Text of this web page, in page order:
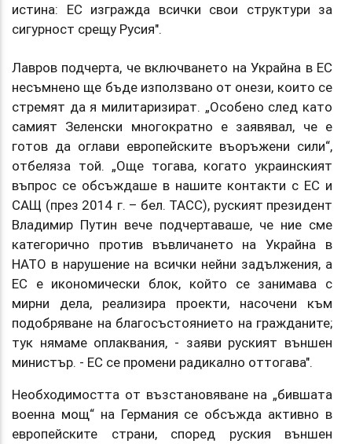
истина: ЕС изгражда всички свои структури за
сигурност срещу Русия".
Лавров подчерта, че включването на Украйна в ЕС
несъмнено ще бъде използвано от онези, които се
стремят да я милитаризират. „Особено след като
самият Зеленски многократно е заявявал, че е
готов да оглави европейските въоръжени сили“,
отбеляза той. „Още тогава, когато украинският
въпрос се обсъждаше в нашите контакти с ЕС и
САЩ (през 2014 г. – бел. ТАСС), руският президент
Владимир Путин вече подчертаваше, че ние сме
категорично против въвличането на Украйна в
НАТО в нарушение на всички нейни задължения, а
ЕС е икономически блок, който се занимава с
мирни дела, реализира проекти, насочени към
подобряване на благосъстоянието на гражданите;
тук нямаме оплаквания, - заяви руският външен
министър. - ЕС се промени радикално оттогава".
Необходимостта от възстановяване на „бившата
военна мощ“ на Германия се обсъжда активно в
европейските страни, според руския външен